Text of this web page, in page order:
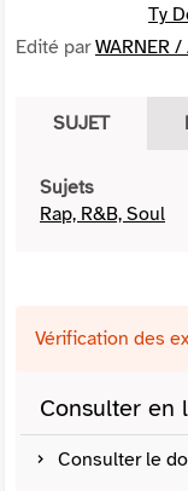
Ty
Edité parWARNER
SUJET
Sujets
Rap, R&B, Soul
Vérification des
Consulter en
Consulter le